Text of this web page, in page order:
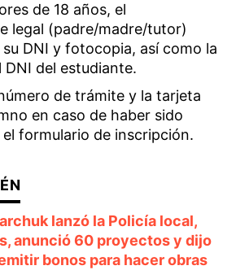
de 18 años, el
legal (padre/madre/tutor)
DNI y fotocopia, así como la
del estudiante.
de trámite y la tarjeta
en caso de haber sido
formulario de inscripción.
lanzó la Policía local,
anunció 60 proyectos y dijo
bonos para hacer obras